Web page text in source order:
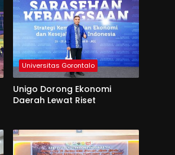
Universitas Gorontalo
Unigo Dorong Ekonomi
Daerah Lewat Riset